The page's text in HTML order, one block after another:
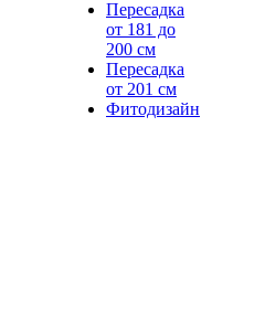
Пересадка
от 181 до
200 см
Пересадка
от 201 см
Фитодизайн